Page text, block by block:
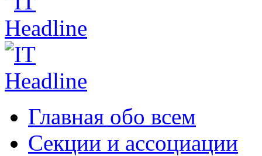
Главная обо всем
Секции и ассоциации